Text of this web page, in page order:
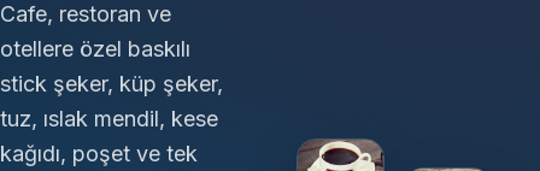
Cafe, restoran ve
otellere özel baskılı
stick şeker, küp şeker,
tuz, ıslak mendil, kese
kağıdı, poşet ve tek